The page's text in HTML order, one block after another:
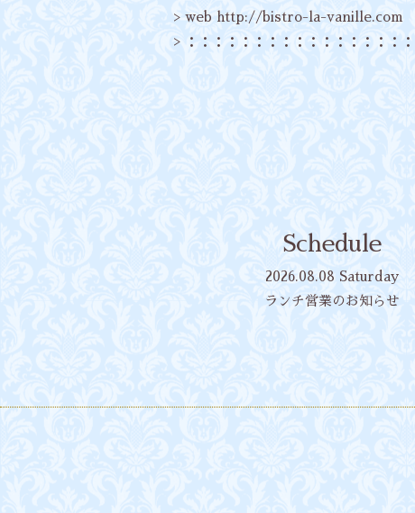
> web http://bistro-la-vanille.com
> ：：：：：：：：：：：：：：：：
Schedule
2026.08.08 Saturday
ランチ営業のお知らせ